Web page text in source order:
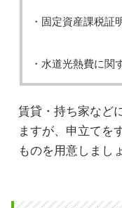
・固定資産課税証
・水道光熱費に関
賃貸・持ち家など
ますが、申立てを
ものを用意しまし